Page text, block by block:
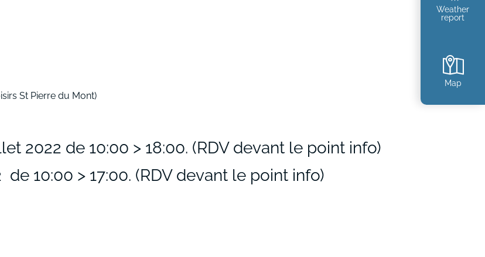
Weather
report
Map
St Pierre du Mont)
2022 de 10:00 > 18:00. (RDV devant le point info)
10:00 > 17:00. (RDV devant le point info)